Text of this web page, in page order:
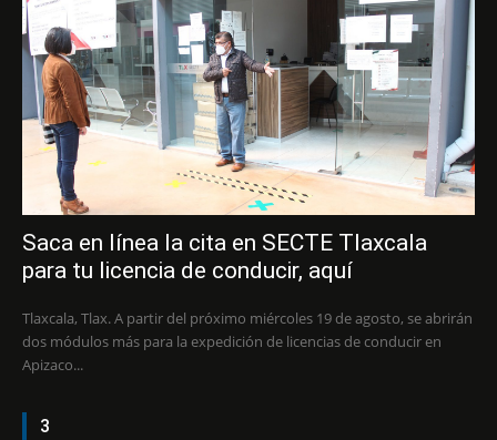
Saca en línea la cita en SECTE Tlaxcala
para tu licencia de conducir, aquí
Tlaxcala, Tlax. A partir del próximo miércoles 19 de agosto, se abrirán
dos módulos más para la expedición de licencias de conducir en
Apizaco...
3